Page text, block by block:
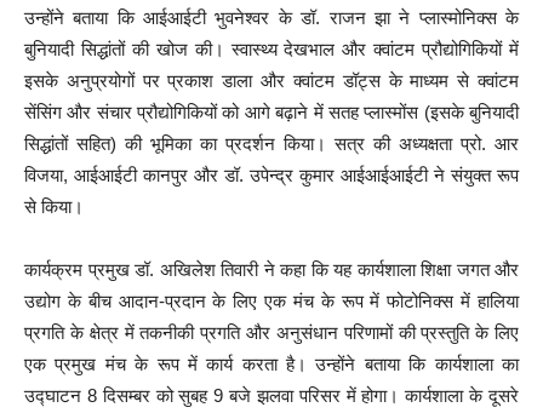
उन्होंने बताया कि आईआईटी भुवनेश्वर के डॉ. राजन झा ने प्लास्मोनिक्स के
बुनियादी सिद्धांतों की खोज की। स्वास्थ्य देखभाल और क्वांटम प्रौद्योगिकियों में
इसके अनुप्रयोगों पर प्रकाश डाला और क्वांटम डॉट्स के माध्यम से क्वांटम
सेंसिंग और संचार प्रौद्योगिकियों को आगे बढ़ाने में सतह प्लास्मोंस (इसके बुनियादी
सिद्धांतों सहित) की भूमिका का प्रदर्शन किया। सत्र की अध्यक्षता प्रो. आर
विजया, आईआईटी कानपुर और डॉ. उपेन्द्र कुमार आईआईआईटी ने संयुक्त रूप
से किया।
कार्यक्रम प्रमुख डॉ. अखिलेश तिवारी ने कहा कि यह कार्यशाला शिक्षा जगत और
उद्योग के बीच आदान-प्रदान के लिए एक मंच के रूप में फोटोनिक्स में हालिया
प्रगति के क्षेत्र में तकनीकी प्रगति और अनुसंधान परिणामों की प्रस्तुति के लिए
एक प्रमुख मंच के रूप में कार्य करता है। उन्होंने बताया कि कार्यशाला का
उद्घाटन 8 दिसम्बर को सुबह 9 बजे झलवा परिसर में होगा। कार्यशाला के दूसरे